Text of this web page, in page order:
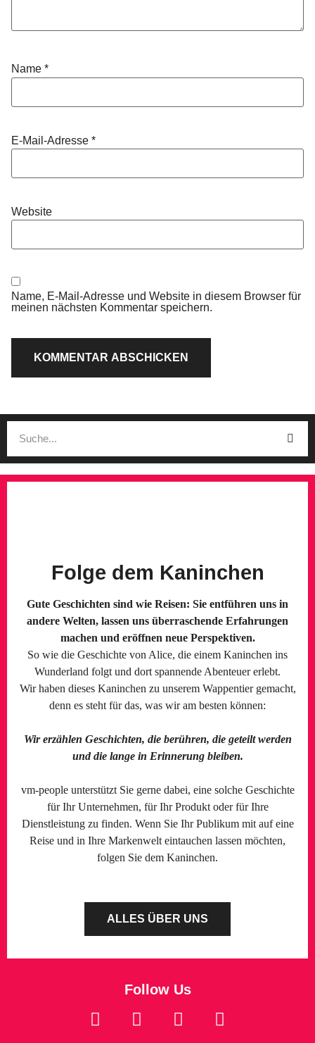
Name *
E-Mail-Adresse *
Website
Name, E-Mail-Adresse und Website in diesem Browser für
meinen nächsten Kommentar speichern.
Folge dem Kaninchen
Gute Geschichten sind wie Reisen: Sie entführen uns in
andere Welten, lassen uns überraschende Erfahrungen
machen und eröffnen neue Perspektiven.
So wie die Geschichte von Alice, die einem Kaninchen ins
Wunderland folgt und dort spannende Abenteuer erlebt.
Wir haben dieses Kaninchen zu unserem Wappentier gemacht,
denn es steht für das, was wir am besten können:
Wir erzählen Geschichten, die berühren, die geteilt werden
und die lange in Erinnerung bleiben.
vm-people unterstützt Sie gerne dabei, eine solche Geschichte
für Ihr Unternehmen, für Ihr Produkt oder für Ihre
Dienstleistung zu finden. Wenn Sie Ihr Publikum mit auf eine
Reise und in Ihre Markenwelt eintauchen lassen möchten,
folgen Sie dem Kaninchen.
ALLES ÜBER UNS
Follow Us